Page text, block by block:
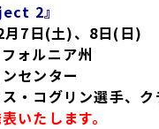
2』
月7日(土)、8日(日)
ォルニア州
センター
・コグリン選手、
いたします。